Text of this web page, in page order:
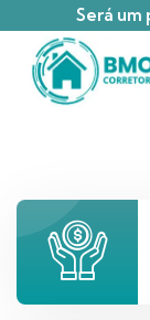
Será um